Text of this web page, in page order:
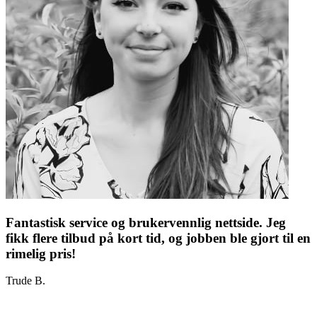
Fantastisk service og brukervennlig nettside. Jeg
fikk flere tilbud på kort tid, og jobben ble gjort til en
rimelig pris!
Trude B.